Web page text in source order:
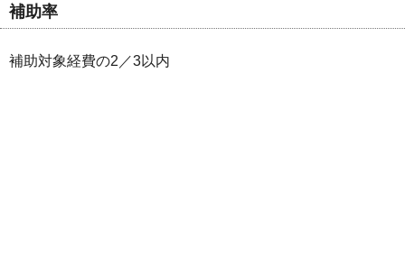
補助率
補助対象経費の2／3以内